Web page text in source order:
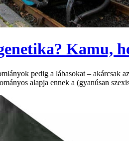
Kamu,
pedig a lábasokat – akárcsak
alapja ennek a (gyanúsan